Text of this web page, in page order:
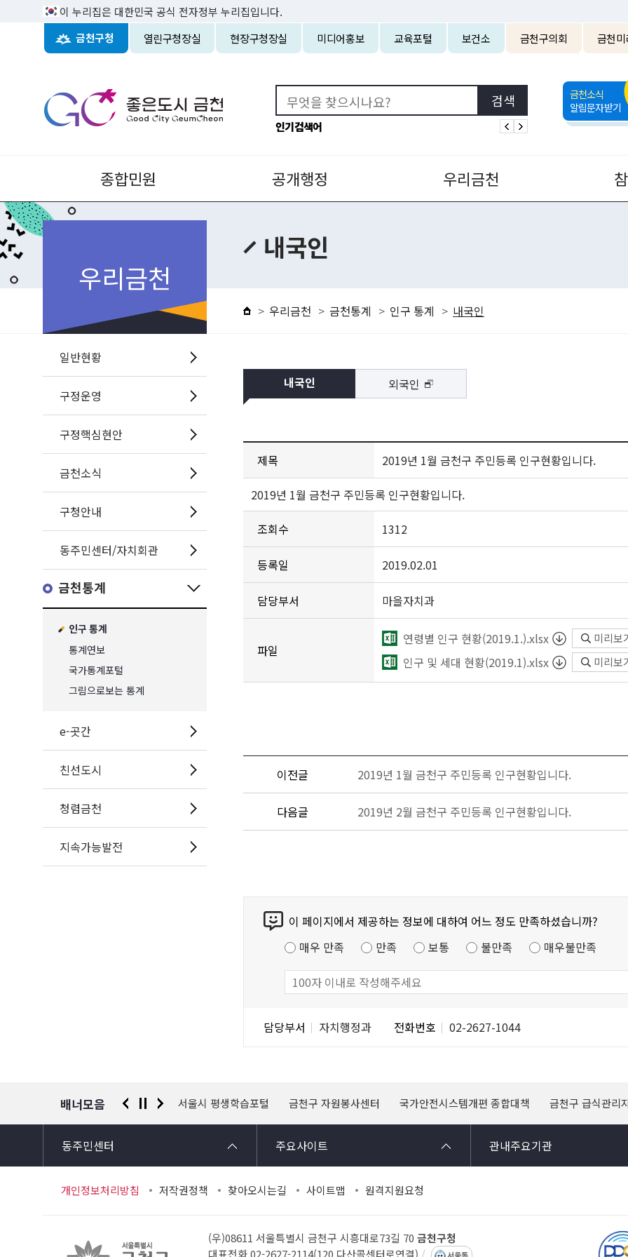
이 누리집은 대한민국 공식 전자정부 누리집입니다.
금천구청 열린구청장실 현장구청장실 미디어홍보 교육포털 보건소 금천구의회 금천
인기검색어
금천소식
알림문자받기
종합민원 공개행정 우리금천
우리금천
일반현황
구정운영
구정핵심현안
금천소식
구청안내
동주민센터/자치회관
금천통계
인구 통계
통계연보
국가통계포털
그림으로보는 통계
e-곳간
친선도시
청렴금천
지속가능발전
내국인
우리금천 금천통계 인구 통계 내국인
내국인 외국인
제목 2019년 1월 금천구 주민등록 인구현황입니다.
2019년 1월 금천구 주민등록 인구현황입니다.
조회수 1312
등록일 2019.02.01
담당부서 마을자치과
파일
연령별 인구 현황(2019.1.).xlsx 미리보
인구 및 세대 현황(2019.1).xlsx 미리보
이전글 2019년 1월 금천구 주민등록 인구현황입니다.
다음글 2019년 2월 금천구 주민등록 인구현황입니다.
이 페이지에서 제공하는 정보에 대하여 어느 정도 만족하셨습니까?
매우 만족
만족 보통 불만족 매우불만족
담당부서 자치행정과 전화번호 02-2627-1044
배너모음
경찰청 유실물 통합포털 서울시 평생학습포털 금천구 자원봉사센터 국가안전시스템개편 종합대책 금천구 급식관리
동주민센터 주요사이트 관내주요기관
개인정보처리방침 저작권정책 찾아오시는길 사이트맵 원격지원요청
(우)08611 서울특별시 금천구 시흥대로73길 70 금천구청
대표전화 02-2627-2114(120 다산콜센터로연결)